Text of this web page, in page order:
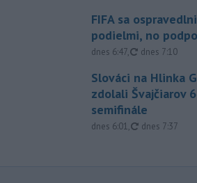
FIFA sa
podielmi, no
dnes 6:47, aktualizované
dnes 7:10
Slováci na Hlinka
zdolali Švajčiarov
semifinále
dnes 6:01, aktualizované
dnes 7:37